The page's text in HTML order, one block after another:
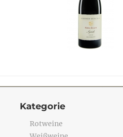
Kategorie
Rotweine